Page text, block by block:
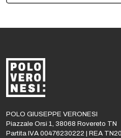
POLO GIUSEPPE VERONESI
Piazzale Orsi 1, 38068 Rovereto TN
Partita IVA 00476230222 | REA